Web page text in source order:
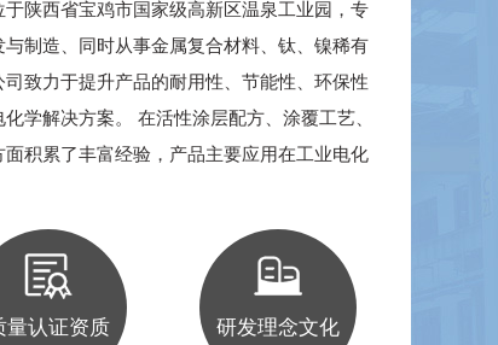
陕西省宝鸡市国家级高新区温泉工业园，专
制造、同时从事金属复合材料、钛、镍稀有
致力于提升产品的耐用性、节能性、环保性
学解决方案。 在活性涂层配方、涂覆工艺、
积累了丰富经验，产品主要应用在工业电化
量认证资质 研发理念文化